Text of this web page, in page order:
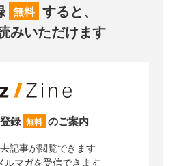
無料 すると、
みいただけます
録 無料 のご案内
記事が閲覧できます
ルマガを受信できます